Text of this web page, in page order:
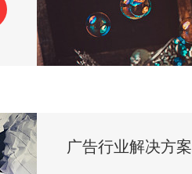
广告行业解决方案